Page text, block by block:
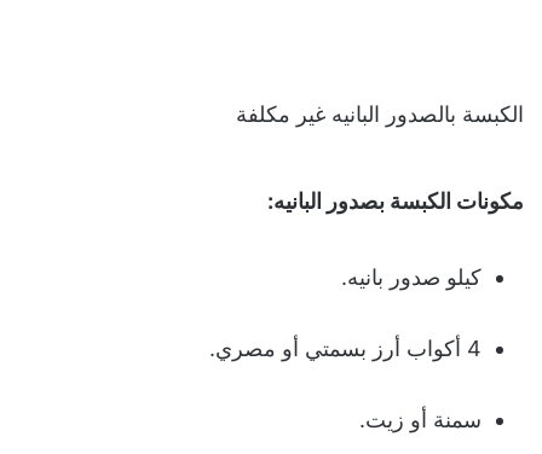
الكبسة بالصدور البانيه غير مكلفة
مكونات الكبسة بصدور البانيه:
كيلو صدور بانيه.
4 أكواب أرز بسمتي أو مصري.
سمنة أو زيت.